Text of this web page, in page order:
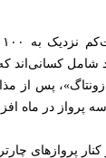
شامل کسانی‌اند
پس از
پرواز در ماه
پروازهای